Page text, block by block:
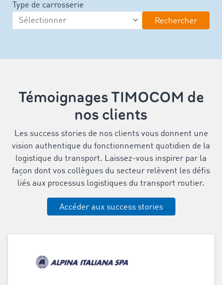
Type de carrosserie
Rechercher
Témoignages TIMOCOM de
nos clients
Les success stories de nos clients vous donnent une
vision authentique du fonctionnement quotidien de la
logistique du transport. Laissez-vous inspirer par la
façon dont vos collègues du secteur relèvent les défis
liés aux processus logistiques du transport routier.
Accéder aux success stories